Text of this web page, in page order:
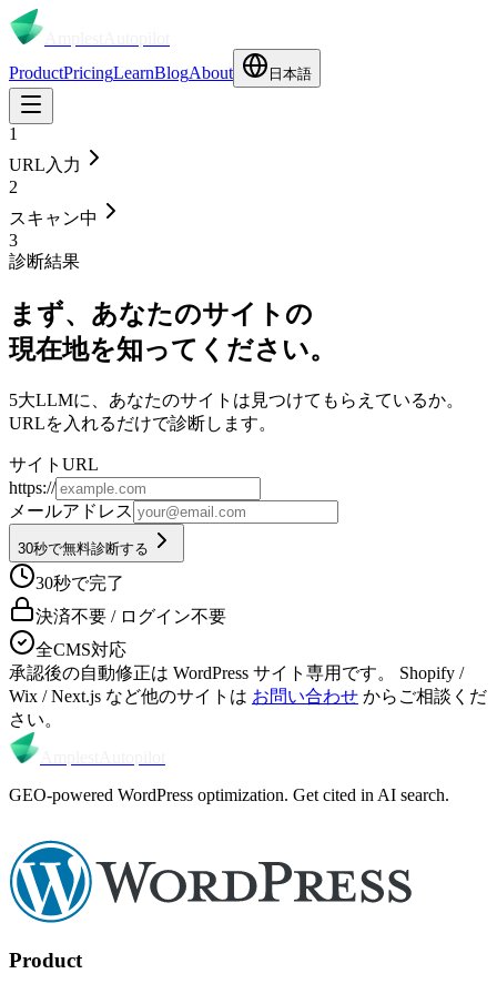
ProductPricingLearnBlogAbout 日本語
1
URL入力
2
スキャン中
3
診断結果
まず、あなたのサイトの
現在地を知ってください。
5大LLMに、あなたのサイトは見つけてもらえているか。
URLを入れるだけで診断します。
サイトURL
https://
メールアドレス
30秒で無料診断する
30秒で完了
決済不要 / ログイン不要
全CMS対応
承認後の自動修正は WordPress サイト専用です。
Shopify /
Wix / Next.js など他のサイトは お問い合わせ からご相談くだ
さい。
GEO-powered WordPress optimization. Get cited in AI search.
Product